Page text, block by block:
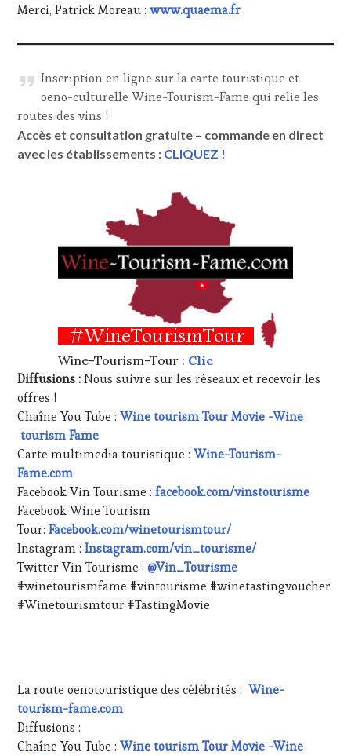
Merci, Patrick Moreau :www.quaema.fr
Inscription en ligne sur la carte touristique et
oeno-culturelle Wine-Tourism-Fame qui relie les
routes des vins !
Accès et consultation gratuite – commande en direct
avec les établissements : CLIQUEZ !
Wine-Tourism-Tour : Clic
Diffusions :Nous suivre sur les réseaux et recevoir les
offres !
Chaîne You Tube :Wine tourism Tour Movie -Wine
tourism Fame
Carte multimedia touristique :Wine-Tourism-
Fame.com
Facebook Vin Tourisme :facebook.com/vinstourisme
Facebook Wine Tourism
Tour:Facebook.com/winetourismtour/
Instagram :Instagram.com/vin_tourisme/
Twitter Vin Tourisme :@Vin_Tourisme
#winetourismfame #vintourisme #winetastingvoucher
#Winetourismtour #TastingMovie
La route oenotouristique des célébrités :Wine-
tourism-fame.com
Diffusions :
Chaîne You Tube :Wine tourism Tour Movie -Wine